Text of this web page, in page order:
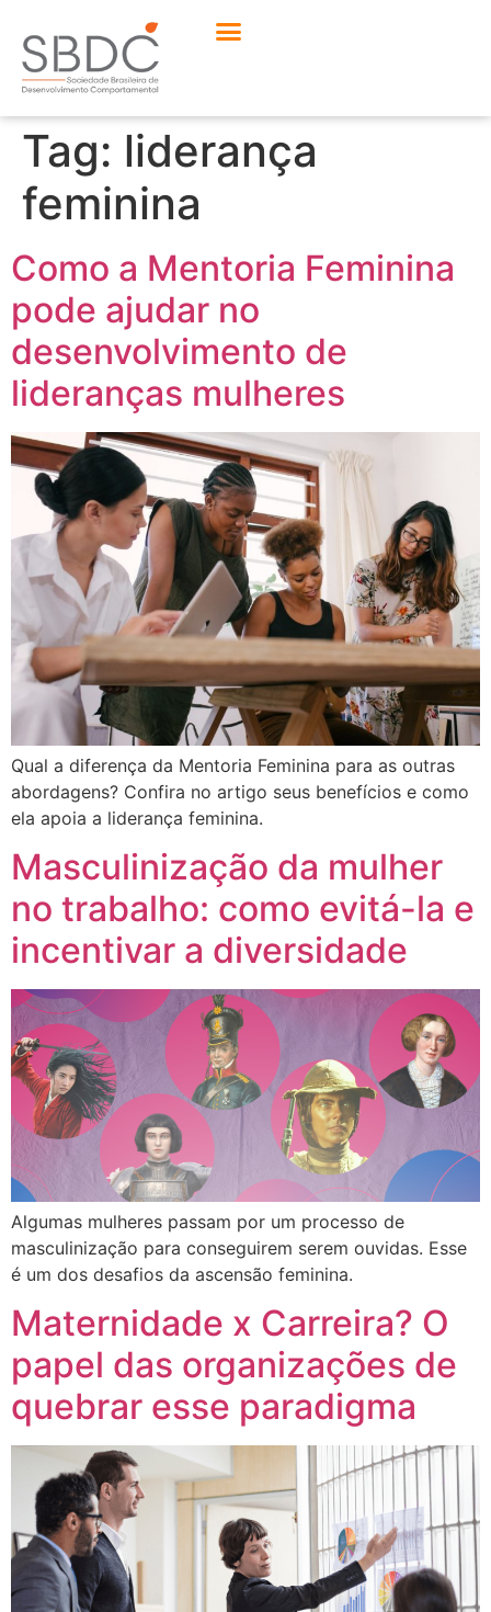
Tag: liderança
feminina
Como a Mentoria Feminina
pode ajudar no
desenvolvimento de
lideranças mulheres
Qual a diferença da Mentoria Feminina para as outras
abordagens? Confira no artigo seus benefícios e como
ela apoia a liderança feminina.
Masculinização da mulher
no trabalho: como evitá-la e
incentivar a diversidade
Algumas mulheres passam por um processo de
masculinização para conseguirem serem ouvidas. Esse
é um dos desafios da ascensão feminina.
Maternidade x Carreira? O
papel das organizações de
quebrar esse paradigma